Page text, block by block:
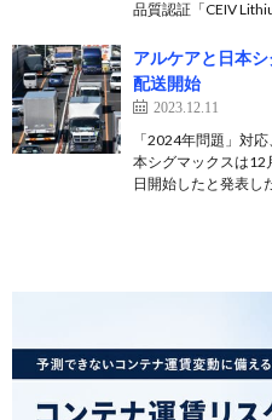
品質認証「CEIV
アルケアと日本
配送開始
2023.12.11
「2024年問題」対
本シグマックスは12
日開始したと発表し